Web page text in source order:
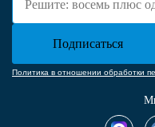
Политика в отношении обработки